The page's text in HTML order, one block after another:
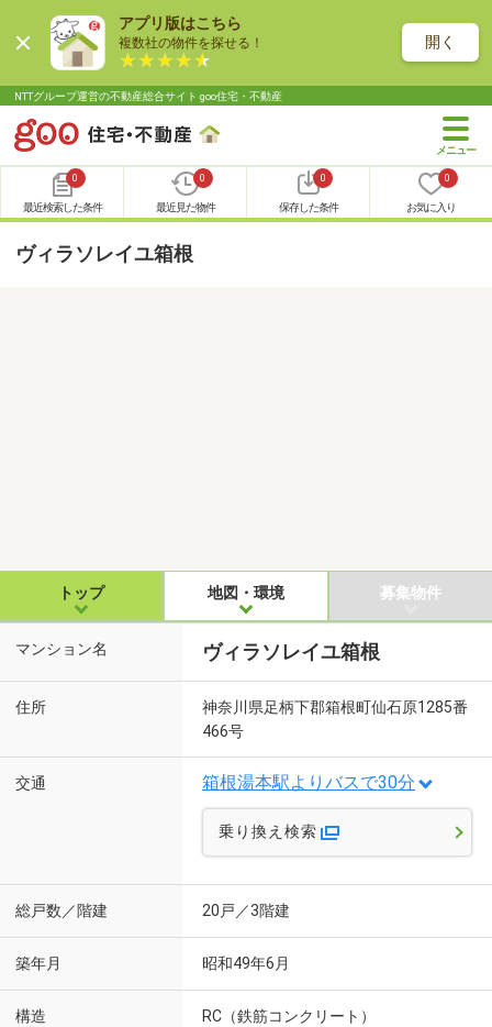
アプリ版はこちら
複数社の物件を探せる！ 開く
NTTグループ運営の不動産総合サイト goo住宅・不動産
0
最近検索した条件
0
最近見た物件
0
保存した条件
0
お気に入り
ヴィラソレイユ箱根
トップ 地図・環境 募集物件
マンション名 ヴィラソレイユ箱根
住所
神奈川県足柄下郡箱根町仙石原1285番
466号
交通 箱根湯本駅よりバスで30分
乗り換え検索
総戸数／階建 20戸／3階建
築年月 昭和49年6月
構造 RC（鉄筋コンクリート）